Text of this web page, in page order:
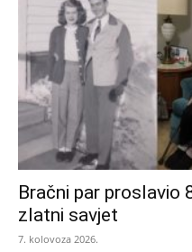
Bračni par proslavio
zlatni savjet
7. kolovoza 2026.